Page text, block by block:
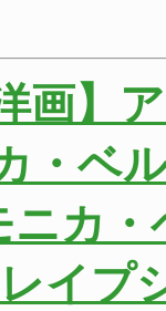
洋画
・ベ
ニカ
イプ